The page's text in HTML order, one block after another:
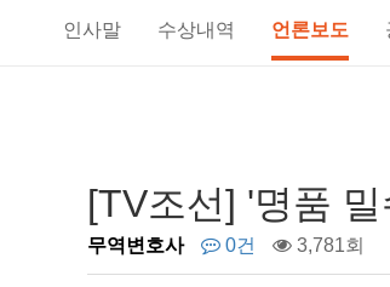
인사말 수상내역 언론보도
[TV조선] '명품
무역변호사 0건 3,781회